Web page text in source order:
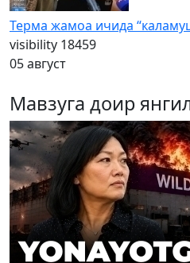
Терма жамоа ичида
visibility 18459
05 август
Мавзуга доир